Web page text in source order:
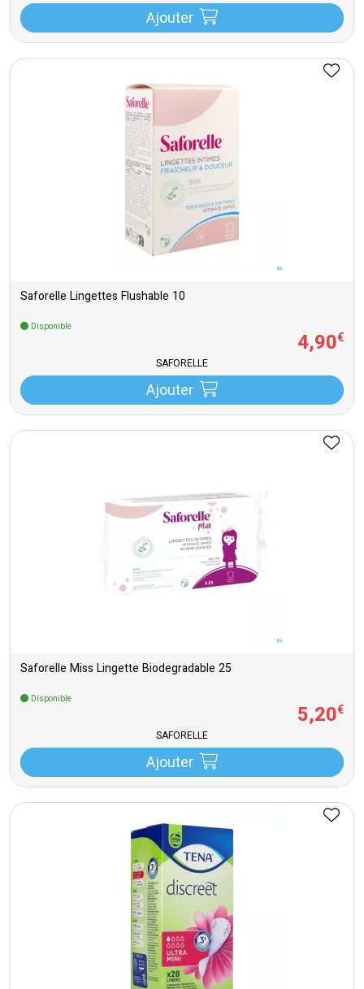
Ajouter
Saforelle Lingettes Flushable 10
Disponible
4,90€
SAFORELLE
Ajouter
Saforelle Miss Lingette Biodegradable 25
Disponible
5,20€
SAFORELLE
Ajouter